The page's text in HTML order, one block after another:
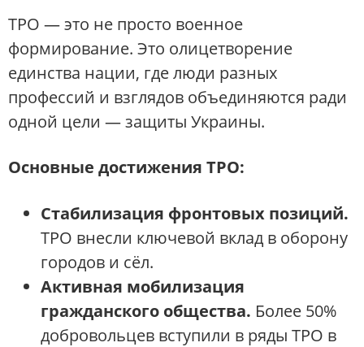
ТРО — это не просто военное
формирование. Это олицетворение
единства нации, где люди разных
профессий и взглядов объединяются ради
одной цели — защиты Украины.
Основные достижения ТРО:
Стабилизация фронтовых позиций.
ТРО внесли ключевой вклад в оборону
городов и сёл.
Активная мобилизация
гражданского общества. Более 50%
добровольцев вступили в ряды ТРО в